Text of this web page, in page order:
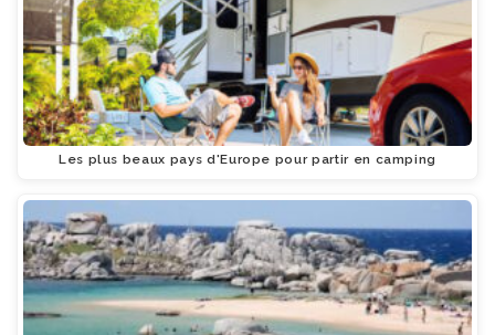
Les plus beaux pays d'Europe pour partir en camping